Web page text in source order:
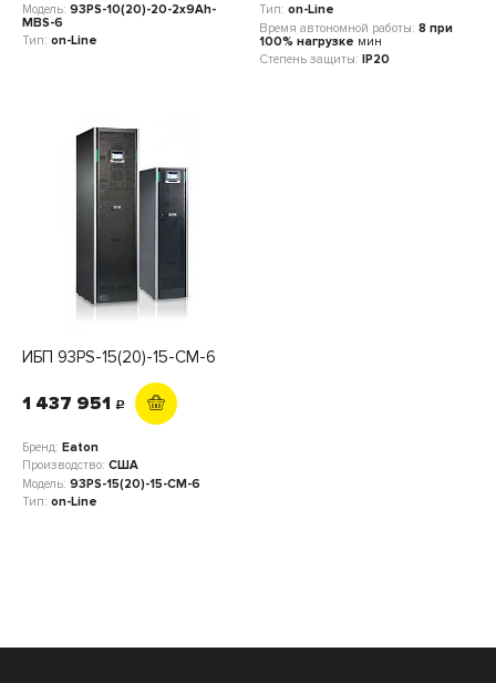
Модель: 93PS-10(20)-20-2x9Ah-
MBS-6
Тип: on-Line
Тип: on-Line
Время автономной работы: 8 при
100% нагрузке мин
Степень защиты: IP20
ИБП 93PS-15(20)-15-CM-6
1 437 951 c
Бренд: Eaton
Производство: США
Модель: 93PS-15(20)-15-CM-6
Тип: on-Line